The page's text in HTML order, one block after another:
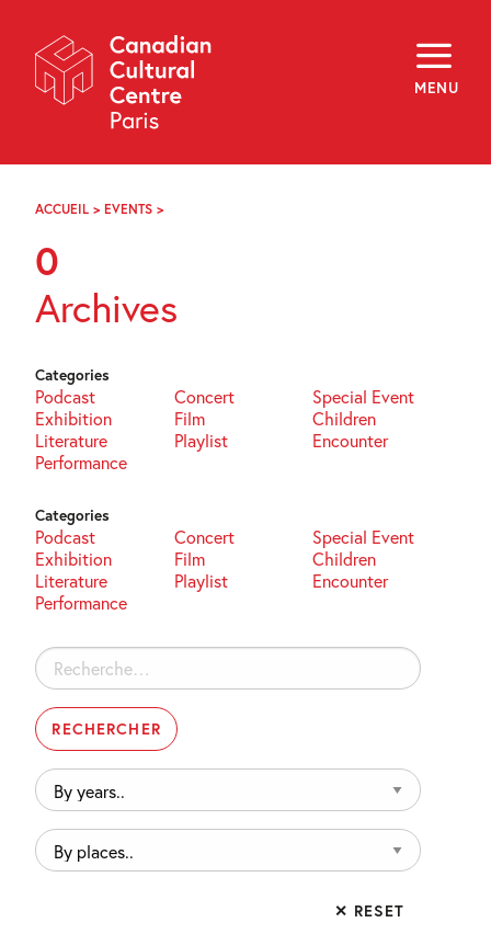
Navigation
MENU
About
Programming
Off-Site
Explore
Archives
FR
ACCUEIL > EVENTS >
0
Archives
Categories
Podcast Concert
Special Event
Exhibition
Film
Children
Literature
Playlist
Encounter
Performance
Categories
Podcast Concert
Special Event
Exhibition
Film
Children
Literature
Playlist
Encounter
Performance
Rechercher :
By
years..
By
places..
✕ RESET